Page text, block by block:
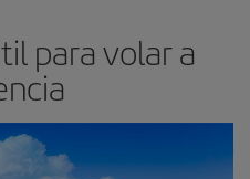
para volar a